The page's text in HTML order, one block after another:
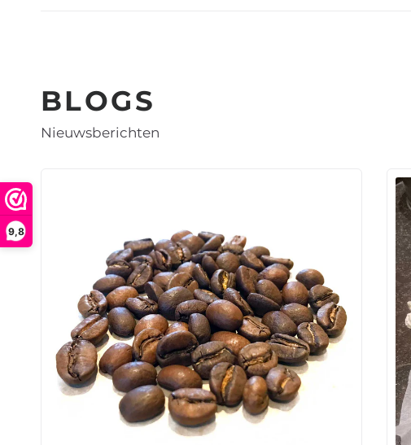
9,8
BLOGS
Nieuwsberichten